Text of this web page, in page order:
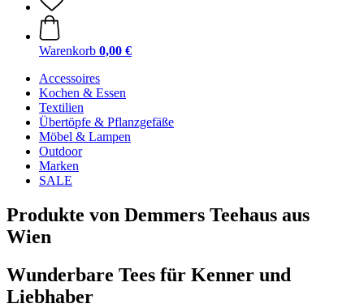
Warenkorb 0,00 €
Accessoires
Kochen & Essen
Textilien
Übertöpfe & Pflanzgefäße
Möbel & Lampen
Outdoor
Marken
SALE
Produkte von Demmers Teehaus aus
Wien
Wunderbare Tees für Kenner und
Liebhaber